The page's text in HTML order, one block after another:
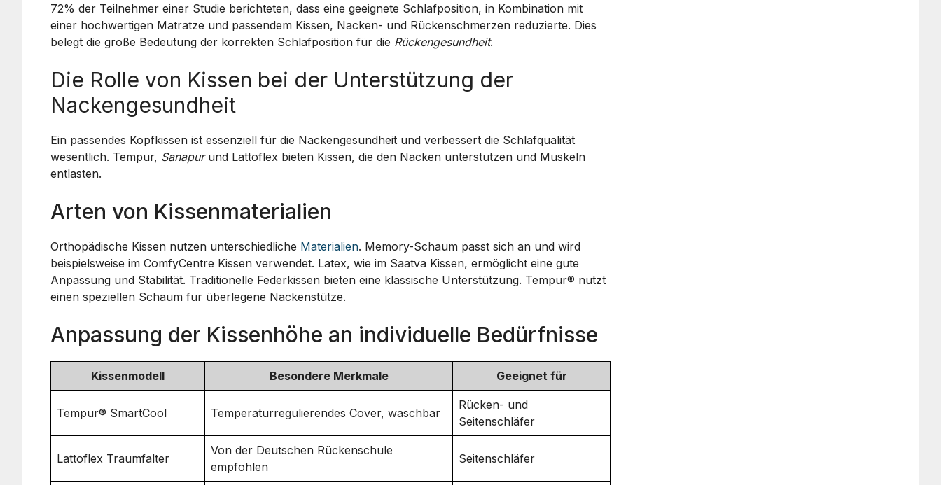
72% der Teilnehmer einer Studie berichteten, dass eine geeignete Schlafposition, in Kombination mit
einer hochwertigen Matratze und passendem Kissen, Nacken- und Rückenschmerzen reduzierte. Dies
belegt die große Bedeutung der korrekten Schlafposition für die Rückengesundheit.
Die Rolle von Kissen bei der Unterstützung der
Nackengesundheit
Ein passendes Kopfkissen ist essenziell für die Nackengesundheit und verbessert die Schlafqualität
wesentlich. Tempur, Sanapurund Lattoflex bieten Kissen, die den Nacken unterstützen und Muskeln
entlasten.
Arten von Kissenmaterialien
Orthopädische Kissen nutzen unterschiedliche Materialien. Memory-Schaum passt sich an und wird
beispielsweise im ComfyCentre Kissen verwendet. Latex, wie im Saatva Kissen, ermöglicht eine gute
Anpassung und Stabilität. Traditionelle Federkissen bieten eine klassische Unterstützung. Tempur® nutzt
einen speziellen Schaum für überlegene Nackenstütze.
Anpassung der Kissenhöhe an individuelle Bedürfnisse
Kissenmodell Besondere Merkmale Geeignet für
Tempur® SmartCool Temperaturregulierendes Cover, waschbar
Rücken- und
Seitenschläfer
Lattoflex Traumfalter
Von der Deutschen Rückenschule
empfohlen
Seitenschläfer